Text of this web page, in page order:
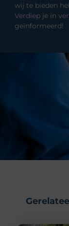
wij te bieden
Verdiep je in
geïnformeerd!